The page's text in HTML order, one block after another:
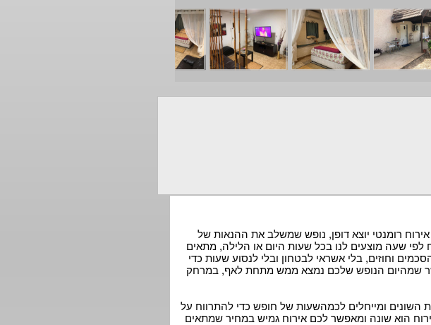
רומנטי יוצא דופן, נופש שמשלב את ההנאות של
לפי שעה מוצעים לנו בכל שעות היום או הלילה, מתאים
וחוזים, בלי אשראי לבטחון ובלי לנסוע שעות כדי
שמהיום הנופש שלכם נמצא ממש מתחת לאף, במרחק
ומייחלים לכמהשעות של חופש כדי להתרווח על
הוא שונה ומאפשר לכם אירוח גמיש במחיר שמתאים